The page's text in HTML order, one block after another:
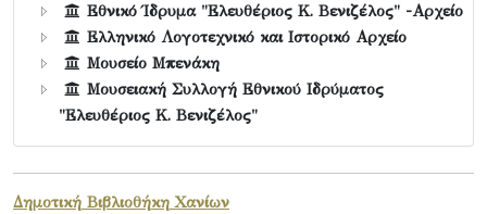
Εθνικό Ίδρυμα "Ελευθέριος Κ. Βενιζέλος" -Αρχείο
Ελληνικό Λογοτεχνικό και Ιστορικό Αρχείο
Μουσείο Μπενάκη
Μουσειακή Συλλογή Εθνικού Ιδρύματος
"Ελευθέριος Κ. Βενιζέλος"
Δημοτική Βιβλιοθήκη Χανίων